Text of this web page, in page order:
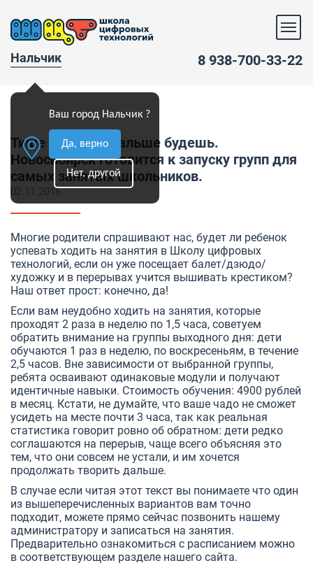
Нальчик
Ваш город Нальчик ?
Да, верно
Нет, другой
8 938-700-33-22
Тише едешь – дальше будешь.
Новосибирск готовится к запуску групп для
самых занятых школьников.
02.11.2016
Многие родители спрашивают нас, будет ли ребенок
успевать ходить на занятия в Школу цифровых
технологий, если он уже посещает балет/дзюдо/
художку и в перерывах учится вышивать крестиком?
Наш ответ прост: конечно, да!
Если вам неудобно ходить на занятия, которые
проходят 2 раза в неделю по 1,5 часа, советуем
обратить внимание на группы выходного дня: дети
обучаются 1 раз в неделю, по воскресеньям, в течение
2,5 часов. Вне зависимости от выбранной группы,
ребята осваивают одинаковые модули и получают
идентичные навыки. Стоимость обучения: 4900 рублей
в месяц. Кстати, не думайте, что ваше чадо не сможет
усидеть на месте почти 3 часа, так как реальная
статистика говорит ровно об обратном: дети редко
соглашаются на перерыв, чаще всего объясняя это
тем, что они совсем не устали, и им хочется
продолжать творить дальше.
В случае если читая этот текст вы понимаете что один
из вышеперечисленных вариантов вам точно
подходит, можете прямо сейчас позвонить нашему
администратору и записаться на занятия.
Предварительно ознакомиться с расписанием можно
в соответствующем разделе нашего сайта.